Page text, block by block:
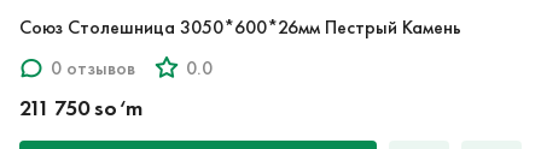
Союз Столешница 3050*600*26мм Пестрый Камень
0 отзывов
0.0
211 750 so‘m